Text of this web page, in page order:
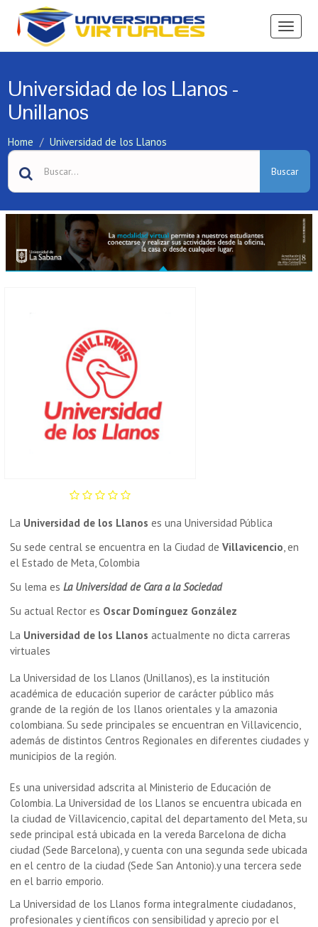
Ver
Universidad de los Llanos -
Unillanos
Home Universidad de los Llanos
Buscar
La Universidad de los Llanos es una Universidad Pública
Su sede central se encuentra en la Ciudad de Villavicencio, en
el Estado de Meta, Colombia
Su lema es La Universidad de Cara a la Sociedad
Su actual Rector es Oscar Domínguez González
La Universidad de los Llanos actualmente no dicta carreras
virtuales
La Universidad de los Llanos (Unillanos), es la institución
académica de educación superior de carácter público más
grande de la región de los llanos orientales y la amazonia
colombiana. Su sede principales se encuentran en Villavicencio,
además de distintos Centros Regionales en diferentes ciudades y
municipios de la región.
Es una universidad adscrita al Ministerio de Educación de
Colombia. La Universidad de los Llanos se encuentra ubicada en
la ciudad de Villavicencio, capital del departamento del Meta, su
sede principal está ubicada en la vereda Barcelona de dicha
ciudad (Sede Barcelona), y cuenta con una segunda sede ubicada
en el centro de la ciudad (Sede San Antonio).y una tercera sede
en el barrio emporio.
La Universidad de los Llanos forma integralmente ciudadanos,
profesionales y científicos con sensibilidad y aprecio por el